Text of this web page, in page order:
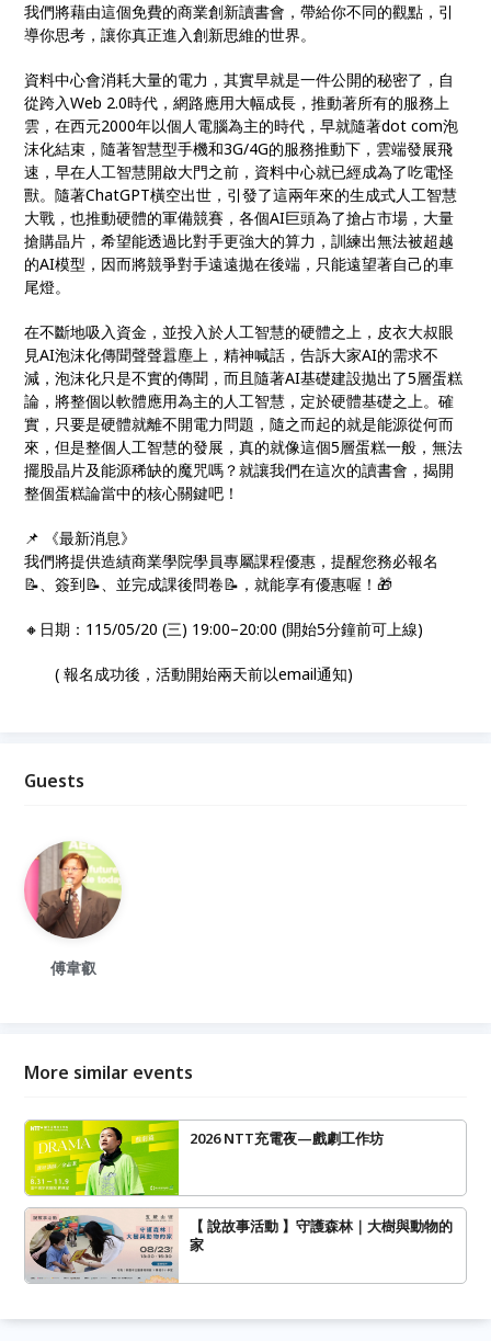
我們將藉由這個免費的商業創新讀書會，帶給你不同的觀點，引
導你思考，讓你真正進入創新思維的世界。
資料中心會消耗大量的電力，其實早就是一件公開的秘密了，自
從跨入Web 2.0時代，網路應用大幅成長，推動著所有的服務上
雲，在西元2000年以個人電腦為主的時代，早就隨著dot com泡
沫化結束，隨著智慧型手機和3G/4G的服務推動下，雲端發展飛
速，早在人工智慧開啟大門之前，資料中心就已經成為了吃電怪
獸。隨著ChatGPT橫空出世，引發了這兩年來的生成式人工智慧
大戰，也推動硬體的軍備競賽，各個AI巨頭為了搶占市場，大量
搶購晶片，希望能透過比對手更強大的算力，訓練出無法被超越
的AI模型，因而將競爭對手遠遠拋在後端，只能遠望著自己的車
尾燈。
在不斷地吸入資金，並投入於人工智慧的硬體之上，皮衣大叔眼
見AI泡沫化傳聞聲聲囂塵上，精神喊話，告訴大家AI的需求不
減，泡沫化只是不實的傳聞，而且隨著AI基礎建設拋出了5層蛋糕
論，將整個以軟體應用為主的人工智慧，定於硬體基礎之上。確
實，只要是硬體就離不開電力問題，隨之而起的就是能源從何而
來，但是整個人工智慧的發展，真的就像這個5層蛋糕一般，無法
擺股晶片及能源稀缺的魔咒嗎？就讓我們在這次的讀書會，揭開
整個蛋糕論當中的核心關鍵吧！
📌 《最新消息》
我們將提供造績商業學院學員專屬課程優惠，提醒您務必報名
📝、簽到📝、並完成課後問卷📝，就能享有優惠喔！🎁
🔸日期：115/05/20 (三) 19:00–20:00 (開始5分鐘前可上線)
( 報名成功後，活動開始兩天前以email通知)
Guests
傅韋叡
More similar events
2026 NTT充電夜—戲劇工作坊
【 說故事活動 】守護森林｜大樹與動物的
家